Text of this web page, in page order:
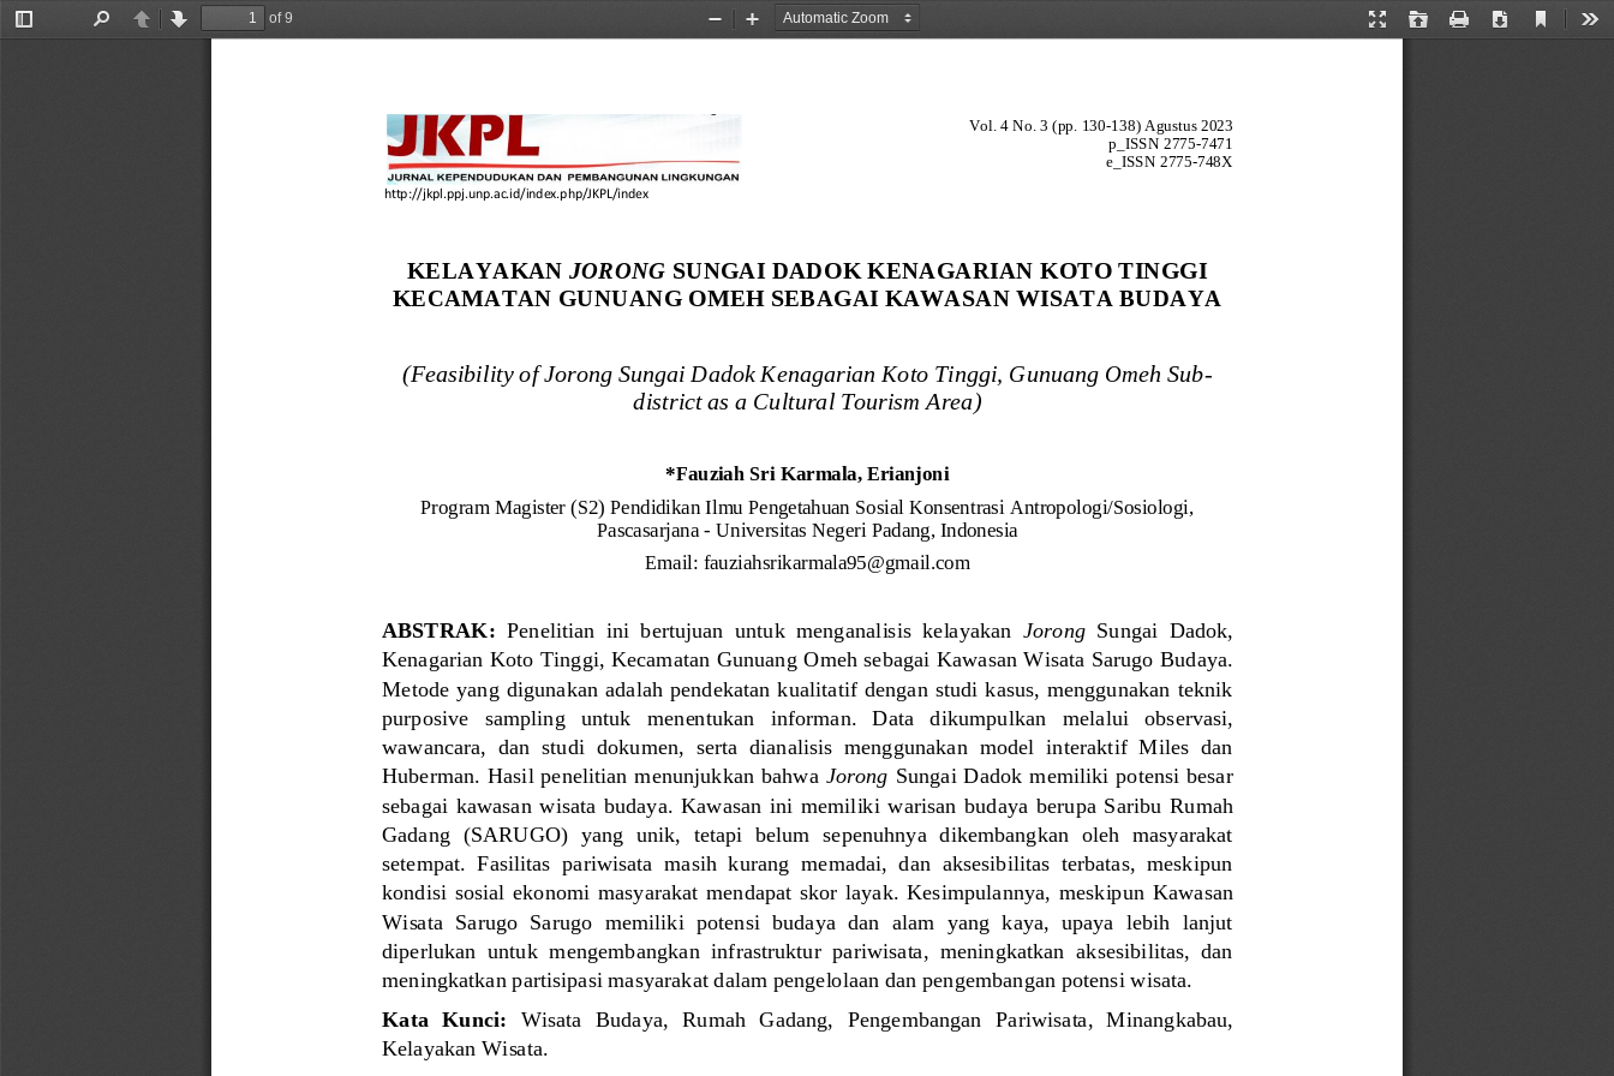
Toggle
PreviousNext
of 9
Presentation
Open Print Download
Current
Zoom
Zoom
Kamala & Erianjoni. (2023).
Kelayakan Jorong Sungai Dadok Kenagarian
Koto Tinggi Kecamatan Gunuang Omeh sebagai Kawasan Wisata Budaya
KELAYAKAN JORONG SUNGAI DADOK KENAGARIAN KOTO TINGGI
KECAMATAN GUNUANG OMEH SEBAGAI KAWASAN WISATA BUDAYA
(Feasibility of Jorong Sungai Dadok Kenagarian Koto Tinggi, Gunuang Omeh Sub-
district as a Cultural Tourism Area)
*Fauziah Sri Karmala, Erianjoni
Program Magister (S2) Pendidikan Ilmu Pengetahuan Sosial Konsentrasi Antropologi/Sosiologi
Pascasarjana - Universitas Negeri Padang, Indonesia
Email: fauziahsrikarmala95@gmail.com
ABSTRAK: Penelitian  ini  bertujuan  untuk  menganalisis  kelayakan Jorong Sungai  Dadok,
Kenagarian Koto Tinggi, Kecamatan Gunuang Omeh sebagai Kawasan Wisata Sarugo Budaya.
Metode  yang  digunakan adalah  pendekatan kualitatif dengan studi kasus,  menggunakan teknik
purposive   sampling   untuk   menentukan   informan.   Data   dikumpulkan   melalui   observasi,
wawancara,  dan  studi  dokumen,  serta  dianalisis  menggunakan  model  interaktif  Miles  dan
Huberman. Hasil penelitian menunjukkan bahwa Jorong Sungai Dadok memiliki potensi besar
sebagai  kawasan  wisata  budaya.  Kawasan  ini  memiliki  warisan  budaya berupa  Saribu  Rumah
Gadang  (SARUGO)  yang  unik,  tetapi  belum  sepenuhnya  dikembangkan  oleh  masyarakat
setempat.  Fasilitas  pariwisata  masih  kurang  memadai,  dan  aksesibilitas  terbatas,  meskipun
kondisi  sosial  ekonomi  masyarakat  mendapat  skor  layak.  Kesimpulannya,  meskipun  Kawasan
Wisata  Sarugo  Sarugo  memiliki  potensi  budaya  dan  alam  yang  kaya,  upaya  lebih  lanjut
diperlukan  untuk  mengembangkan  infrastruktur  pariwisata,  meningkatkan  aksesibilitas,  dan
meningkatkan partisipasi masyarakat dalam pengelolaan dan pengembangan potensi wisata
Kata  Kunci:
Wisata  Budaya Rumah  Gadang Pengembangan  Pariwisata Minangkabau
Kelayakan Wisata
http://jkpl.ppj.unp.ac.id/index.php/JKPL/index
Vol. 4 No. 3 (pp. 130-138) Agustus 2023
p_ISSN 2775-7471
e_ISSN 2775-748X